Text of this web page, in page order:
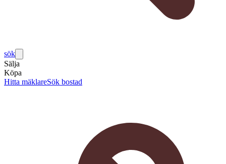
sök
Sälja
Köpa
Hitta mäklareSök bostad